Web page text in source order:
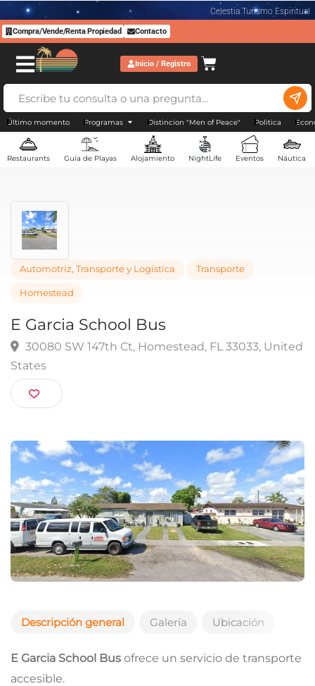
Celestia Turismo Espiritual
Compra/Vende/Renta Propiedad Contacto
Inicio / Registro
Último momento Programas Distincion "Men of Peace" Politica
Restaurants Guía de Playas Alojamiento NightLife Eventos Náutica
Automotriz, Transporte y Logística
Homestead
E Garcia School Bus
30080 SW 147th Ct, Homestead, FL 33033,
States
Descripción general Galería Ubicación
E Garcia School Bus ofrece un servicio de transporte
accesible.